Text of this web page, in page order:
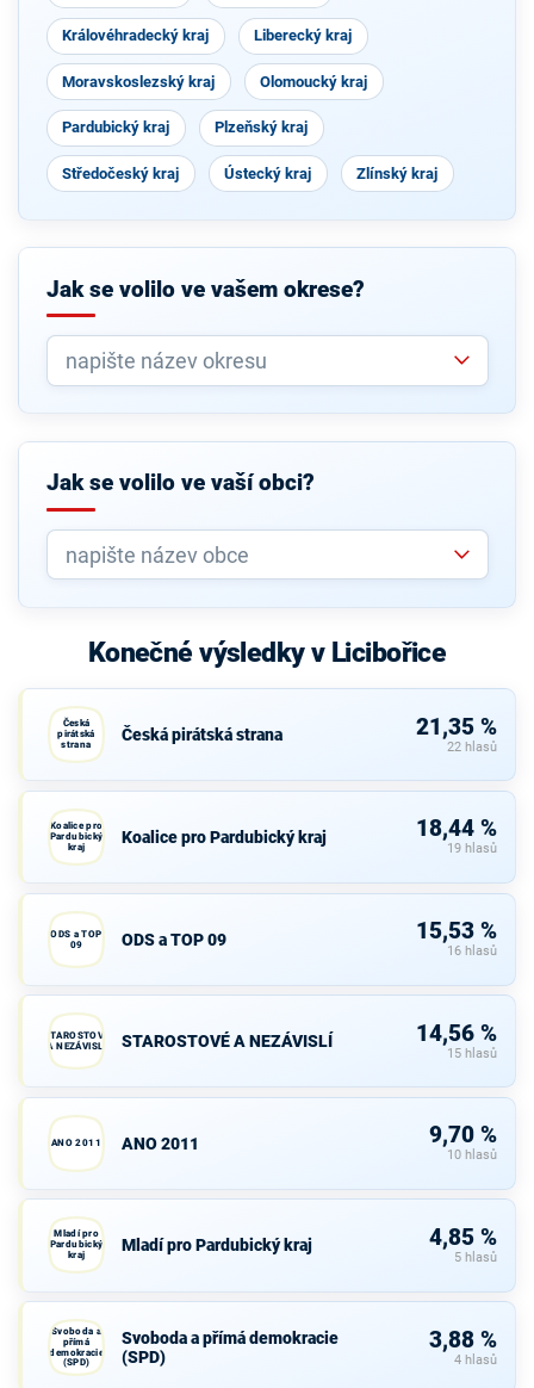
Královéhradecký kraj Liberecký kraj
Moravskoslezský kraj Olomoucký kraj
Pardubický kraj Plzeňský kraj
Středočeský kraj Ústecký kraj Zlínský kraj
Jak se volilo ve vašem okrese?
Jak se volilo ve vaší obci?
Konečné výsledky v Licibořice
Česká
pirátská
strana
Česká pirátská strana 21,35 %
22 hlasů
Koalice pro
Pardubický
kraj
Koalice pro Pardubický kraj 18,44 %
19 hlasů
ODS a TOP
09
ODS a TOP 09 15,53 %
16 hlasů
STAROSTOVÉ
A NEZÁVISLÍ
STAROSTOVÉ A NEZÁVISLÍ 14,56 %
15 hlasů
ANO 2011 ANO 2011 9,70 %
10 hlasů
Mladí pro
Pardubický
kraj
Mladí pro Pardubický kraj 4,85 %
5 hlasů
Svoboda a
přímá
demokracie
(SPD)
Svoboda a přímá demokracie
(SPD)
3,88 %
4 hlasů